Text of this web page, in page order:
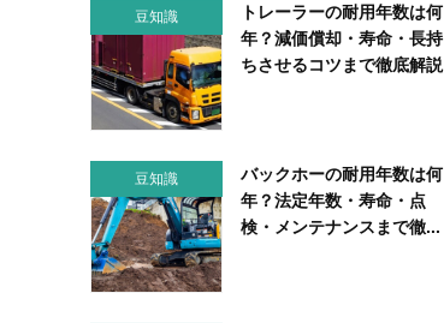
豆知識
トレーラーの耐用年数は何
年？減価償却・寿命・長持
ちさせるコツまで徹底解説
豆知識
バックホーの耐用年数は何
年？法定年数・寿命・点
検・メンテナンスまで徹...